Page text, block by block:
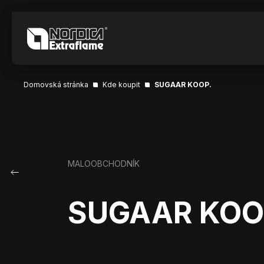
Domovská stránka Kde koupit SUGAAR KOOP.
MALOOBCHODNÍK
SUGAAR